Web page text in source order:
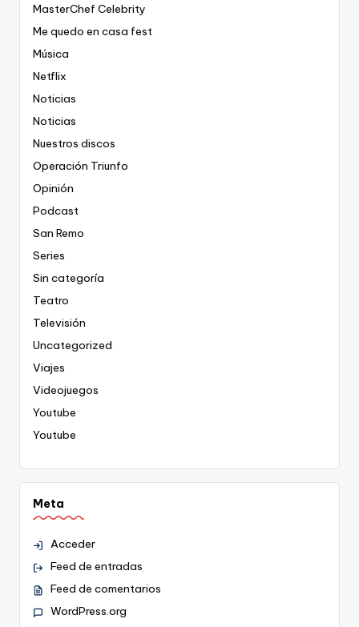
MasterChef Celebrity
Me quedo en casa fest
Música
Netflix
Noticias
Noticias
Nuestros discos
Operación Triunfo
Opinión
Podcast
San Remo
Series
Sin categoría
Teatro
Televisión
Uncategorized
Viajes
Videojuegos
Youtube
Youtube
Meta
Acceder
Feed de entradas
Feed de comentarios
WordPress.org